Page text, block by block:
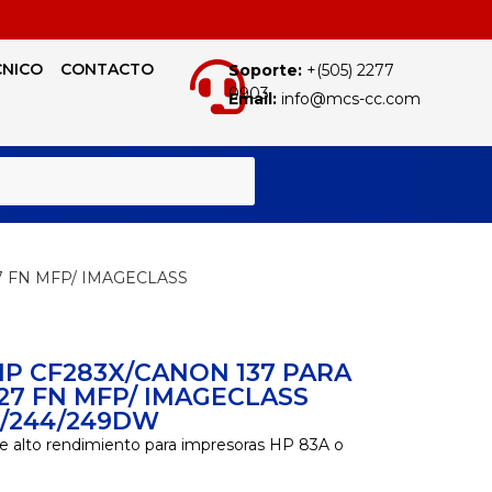
CONTACTO Soporte:+(505) 2277
0903
Email:info@mcs-cc.com
MFP/ IMAGECLASS
CF283X/CANON 137 PARA
FN MFP/ IMAGECLASS
244/249DW
rendimiento para impresoras HP 83A o